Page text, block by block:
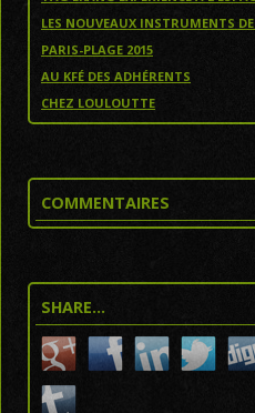
LES NOUVEAUX INSTRUMENTS
PARIS-PLAGE 2015
AU KFÉ DES ADHÉRENTS
CHEZ LOULOUTTE
COMMENTAIRES
SHARE…